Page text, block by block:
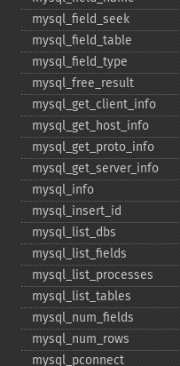
mysql_​field_​seek
mysql_​field_​table
mysql_​field_​type
mysql_​free_​result
mysql_​get_​client_​info
mysql_​get_​host_​info
mysql_​get_​proto_​info
mysql_​get_​server_​info
mysql_​info
mysql_​insert_​id
mysql_​list_​dbs
mysql_​list_​fields
mysql_​list_​processes
mysql_​list_​tables
mysql_​num_​fields
mysql_​num_​rows
mysql_​pconnect